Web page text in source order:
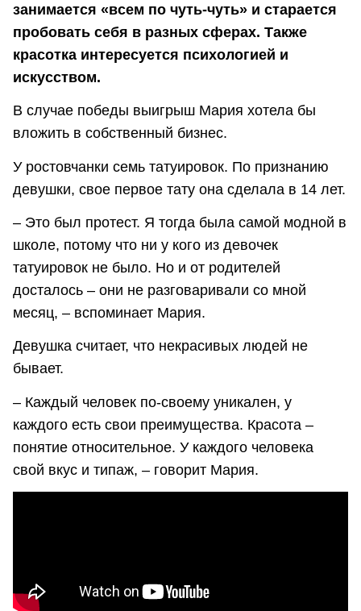
занимается «всем по чуть-чуть» и старается
пробовать себя в разных сферах. Также
красотка интересуется психологией и
искусством.
В случае победы выигрыш Мария хотела бы
вложить в собственный бизнес.
У ростовчанки семь татуировок. По признанию
девушки, свое первое тату она сделала в 14 лет.
– Это был протест. Я тогда была самой модной в
школе, потому что ни у кого из девочек
татуировок не было. Но и от родителей
досталось – они не разговаривали со мной
месяц, – вспоминает Мария.
Девушка считает, что некрасивых людей не
бывает.
– Каждый человек по-своему уникален, у
каждого есть свои преимущества. Красота –
понятие относительное. У каждого человека
свой вкус и типаж, – говорит Мария.